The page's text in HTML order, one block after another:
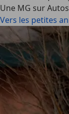
Une MG sur
Vers les petites